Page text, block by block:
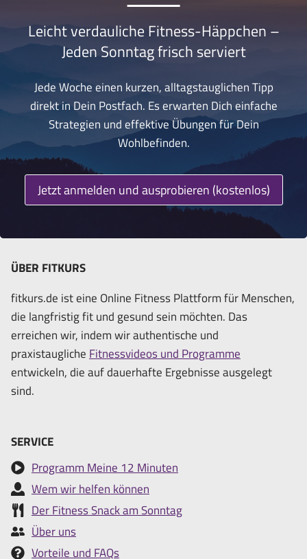
Leicht verdauliche Fitness-Häppchen –
Jeden Sonntag frisch serviert
Jede Woche einen kurzen, alltagstauglichen Tipp
direkt in Dein Postfach. Es erwarten Dich einfache
Strategien und effektive Übungen für Dein
Wohlbefinden.
Jetzt anmelden und ausprobieren (kostenlos)
ÜBER FITKURS
fitkurs.de ist eine Online Fitness Plattform für Menschen,
die langfristig fit und gesund sein möchten. Das
erreichen wir, indem wir authentische und
praxistaugliche Fitnessvideos und Programme
entwickeln, die auf dauerhafte Ergebnisse ausgelegt
sind.
SERVICE
Programm Meine 12 Minuten
Wem wir helfen können
Der Fitness Snack am Sonntag
Über uns
Vorteile und FAQs